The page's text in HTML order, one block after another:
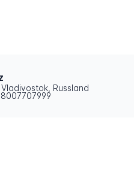
Russland